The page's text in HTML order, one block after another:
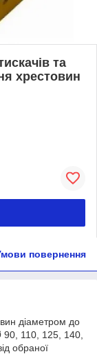
та
хрестовин
повернення
діаметром до
90, 110, 125, 140,
обраної